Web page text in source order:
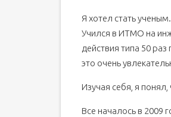
Я хотел стать ученым.
Учился в ИТМО на
действия типа 50
это очень
Изучая себя, я
Все началось в 2009